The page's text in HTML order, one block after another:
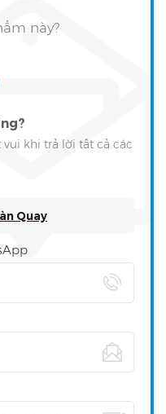
này?
vui khi trả lời tất cả các
Quay